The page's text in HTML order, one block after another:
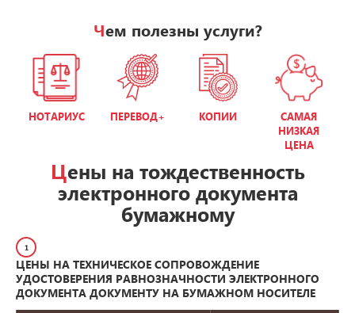
Чем полезны услуги?
НОТАРИУС ПЕРЕВОД+ КОПИИ
САМАЯ
НИЗКАЯ
ЦЕНА
Цены на тождественность
электронного документа
бумажному
1
ЦЕНЫ НА ТЕХНИЧЕСКОЕ СОПРОВОЖДЕНИЕ
УДОСТОВЕРЕНИЯ РАВНОЗНАЧНОСТИ ЭЛЕКТРОННОГО
ДОКУМЕНТА ДОКУМЕНТУ НА БУМАЖНОМ НОСИТЕЛЕ